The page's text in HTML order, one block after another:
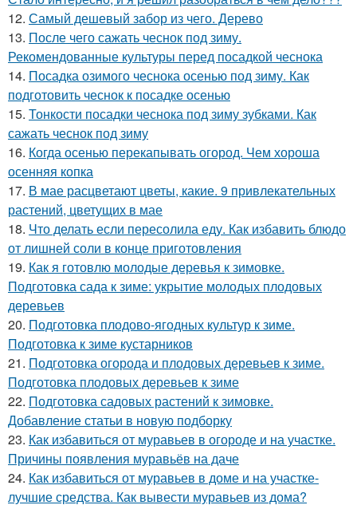
12. Самый дешевый забор из чего. Дерево
13. После чего сажать чеснок под зиму.
Рекомендованные культуры перед посадкой чеснока
14. Посадка озимого чеснока осенью под зиму. Как
подготовить чеснок к посадке осенью
15. Тонкости посадки чеснока под зиму зубками. Как
сажать чеснок под зиму
16. Когда осенью перекапывать огород. Чем хороша
осенняя копка
17. В мае расцветают цветы, какие. 9 привлекательных
растений, цветущих в мае
18. Что делать если пересолила еду. Как избавить блюдо
от лишней соли в конце приготовления
19. Как я готовлю молодые деревья к зимовке.
Подготовка сада к зиме: укрытие молодых плодовых
деревьев
20. Подготовка плодово-ягодных культур к зиме.
Подготовка к зиме кустарников
21. Подготовка огорода и плодовых деревьев к зиме.
Подготовка плодовых деревьев к зиме
22. Подготовка садовых растений к зимовке.
Добавление статьи в новую подборку
23. Как избавиться от муравьев в огороде и на участке.
Причины появления муравьёв на даче
24. Как избавиться от муравьев в доме и на участке-
лучшие средства. Как вывести муравьев из дома?